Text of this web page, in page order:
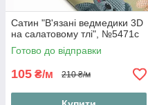
Сатин "В'язані ведмедики 3D
на салатовому тлі", №5471с
Готово до відправки
105 ₴/м 210 ₴/м